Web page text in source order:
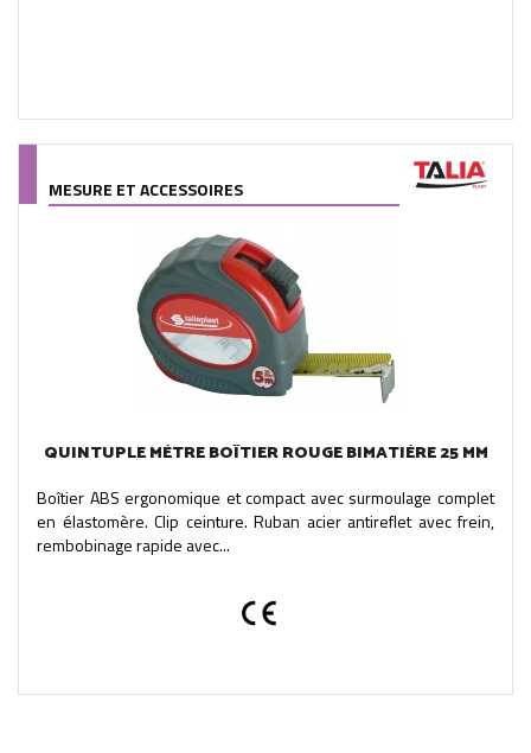
MESURE ET ACCESSOIRES
QUINTUPLE MÈTRE BOÎTIER ROUGE BIMATIÈRE 25 MM
Boîtier ABS ergonomique et compact avec surmoulage complet
en élastomère. Clip ceinture. Ruban acier antireflet avec frein,
rembobinage rapide avec...